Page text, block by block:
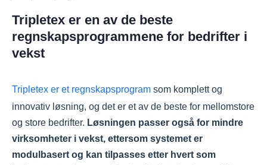
Tripletex er en av de beste
regnskapsprogrammene for bedrifter i
vekst
Tripletex er et regnskapsprogram som komplett og
innovativ løsning, og det er et av de beste for mellomstore
og store bedrifter. Løsningen passer også for mindre
virksomheter i vekst, ettersom systemet er
modulbasert og kan tilpasses etter hvert som